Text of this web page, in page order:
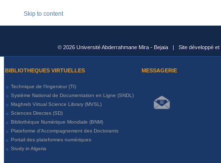
Skip to content
© 2026 Université Abderrahmane Mira - Bejaia | Site développé
BIBLIOTHEQUES VIRTUELLES MESSAGERIE
Technique de l'Ingenieur (TI)
Système National de Documentation en Ligne (SNDL)
Maghreb Virtual Science Library (MVSL)
Sciences Directes (SD)
Bibliothèque Numérique Mondiale (BNM)
Plateforme d'Accompagnement des Doctorants
Portail des plateformes numériques
Study in Algeria